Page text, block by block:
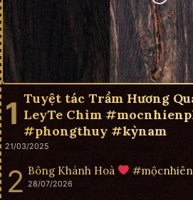
Tuyệt tác Trầm Hương
LeyTe Chìm
#phongthuy #kỳnam
21/03/2025
Bông Khánh Hoà
28/07/2026